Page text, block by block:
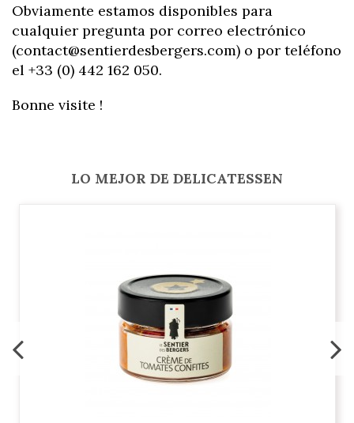
Obviamente estamos disponibles para
cualquier pregunta por correo electrónico
(contact@sentierdesbergers.com) o por teléfono
el +33 (0) 442 162 050.
Bonne visite !
LO MEJOR DE DELICATESSEN